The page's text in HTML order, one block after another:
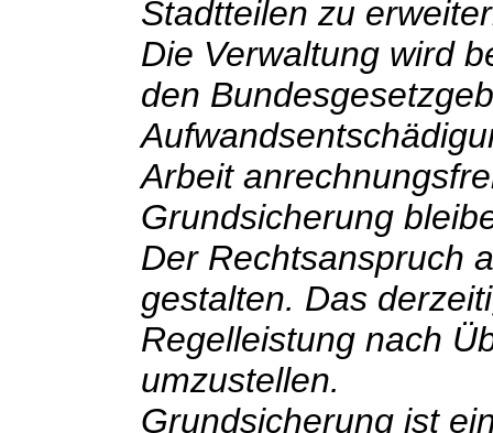
Stadtteilen zu
Die Verwaltung wird
den
Arbeit
Grundsicherung
Der Rechtsanspruch
gestalten. Das
Regelleistung nach
umzustellen.
Grundsicherung ist